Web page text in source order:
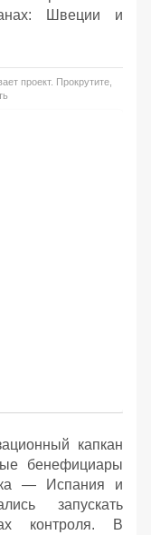
Швеции и
проект. Прокрутите,
капкан
бенефициары
— Испания и
запускать
контроля. В